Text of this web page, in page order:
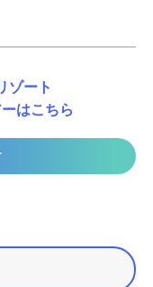
ゾート
はこちら